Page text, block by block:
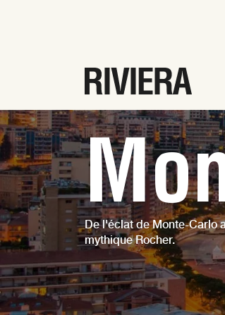
De l'éclat de Monte-Carlo
mythique Rocher.